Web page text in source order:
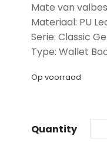
Mate van
Materiaal: PU
Serie: Classic
Type: Wallet
Op voorraad
Quantity